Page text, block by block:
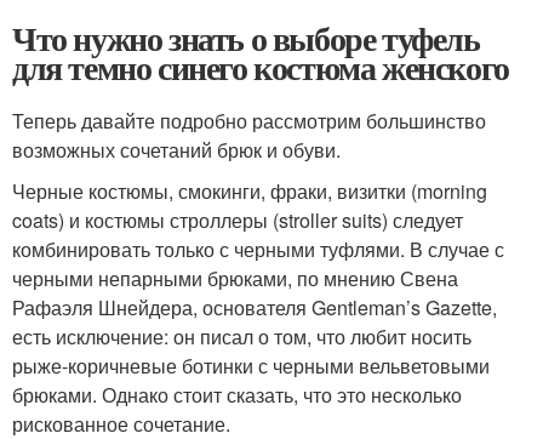
Что нужно знать о выборе туфель
для темно синего костюма женского
Теперь давайте подробно рассмотрим большинство
возможных сочетаний брюк и обуви.
Черные костюмы, смокинги, фраки, визитки (morning
coats) и костюмы строллеры (stroller suits) следует
комбинировать только с черными туфлями. В случае с
черными непарными брюками, по мнению Свена
Рафаэля Шнейдера, основателя Gentleman’s Gazette,
есть исключение: он писал о том, что любит носить
рыже-коричневые ботинки с черными вельветовыми
брюками. Однако стоит сказать, что это несколько
рискованное сочетание.